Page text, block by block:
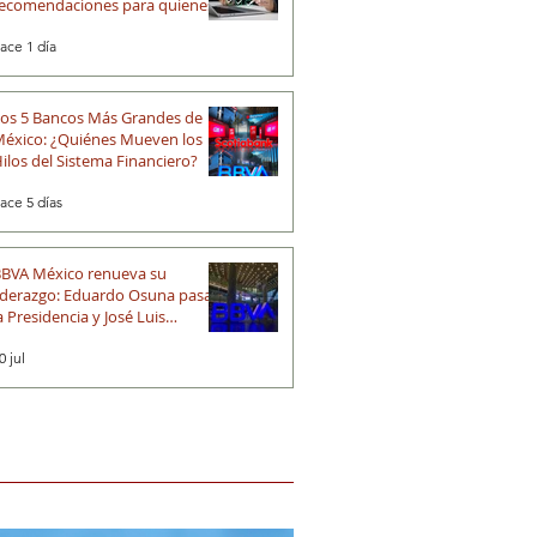
para quienes
laboral
1 día
5 Bancos Más Grandes de
¿Quiénes Mueven los
del Sistema Financiero?
5 días
México renueva su
Eduardo Osuna pasa a
Presidencia y José Luis
Elechiguerra asume la Dirección
jul